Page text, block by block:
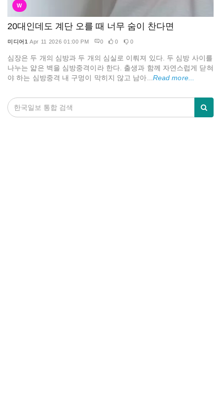
W
20대인데도 계단 오를 때 너무 숨이 찬다면
미디어1 Apr 11 2026 01:00 PM 0 0 0
심장은 두 개의 심방과 두 개의 심실로 이뤄져 있다. 두 심방 사이를
나누는 얇은 벽을 심방중격이라 한다. 출생과 함께 자연스럽게 닫혀
야 하는 심방중격 내 구멍이 막히지 않고 남아...Read more...